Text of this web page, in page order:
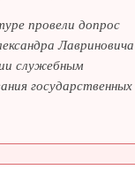
провели допрос
служебным
государственных